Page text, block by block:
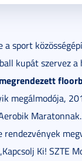
a sport
kupát szervez a
megálmodója,
Ki! SZTE